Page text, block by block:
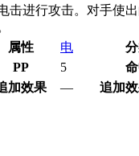
击进行攻击。对手使
属性 电
PP 5
加效果 — 追加